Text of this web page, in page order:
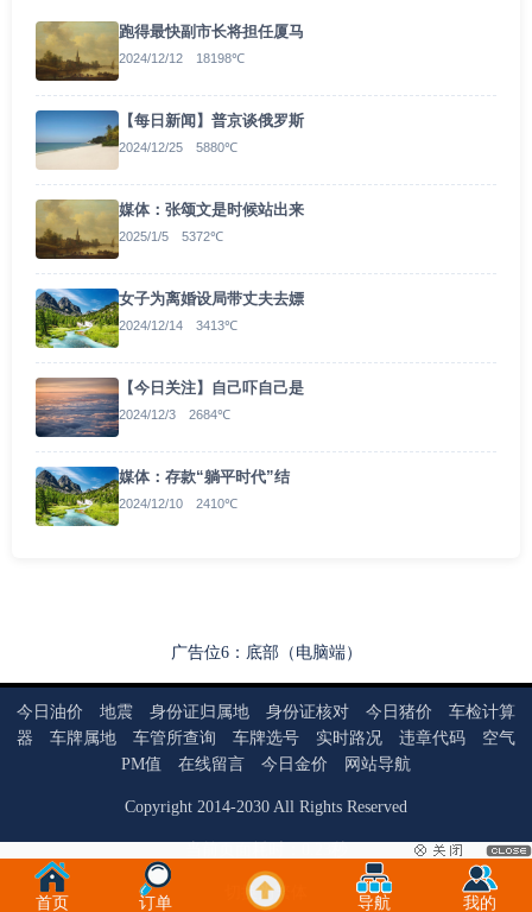
跑得最快副市长将担任厦马
2024/12/12 18198℃
【每日新闻】普京谈俄罗斯
2024/12/25 5880℃
媒体：张颂文是时候站出来
2025/1/5 5372℃
女子为离婚设局带丈夫去嫖
2024/12/14 3413℃
【今日关注】自己吓自己是
2024/12/3 2684℃
媒体：存款“躺平时代”结
2024/12/10 2410℃
广告位6：底部（电脑端）
今日油价 地震 身份证归属地 身份证核对 今日猪价
车检计算
器
车牌属地 车管所查询 车牌选号 实时路况 违章代码
空气
PM值
在线留言 今日金价 网站导航
Copyright 2014-2030 All Rights Reserved
切换为繁体
首页 订单 导航 我的